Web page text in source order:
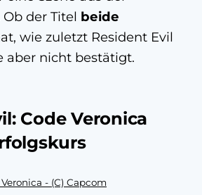
der Titel beide
wie zuletzt Resident Evil
aber nicht bestätigt.
Code Veronica